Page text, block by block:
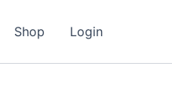
Shop Login